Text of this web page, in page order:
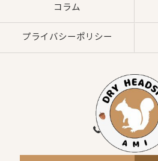
080-8547-
コラム
プライバシーポリシー